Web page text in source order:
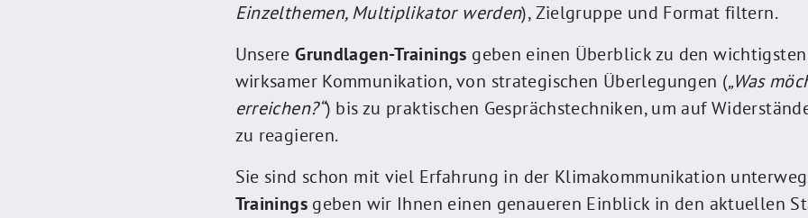
Einzelthemen, Multiplikator werden), Zielgruppe und Format filtern.
UnsereGrundlagen-Trainings geben einen Überblick zu den
wirksamer Kommunikation, von strategischen Überlegungen („Was
erreichen?“) bis zu praktischen Gesprächstechniken, um auf
zu reagieren.
Sie sind schon mit viel Erfahrung in der Klimakommunikation
Trainingsgeben wir Ihnen einen genaueren Einblick in den aktuellen